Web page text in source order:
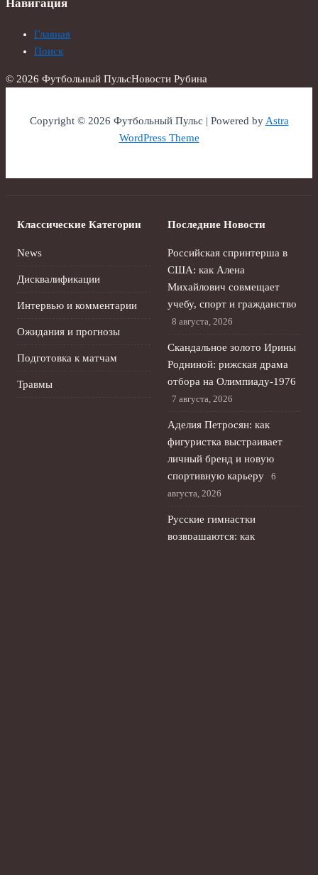
Навигация
Главная
Поиск
© 2026 Футбольный ПульсНовости Рубина
Copyright © 2026 Футбольный Пульс | Powered byAstra
WordPress Theme
Классические Категории
News
Дисквалификации
Интервью и комментарии
Ожидания и прогнозы
Подготовка к матчам
Травмы
Последние Новости
Российская спринтерша в
США: как Алена
Михайлович совмещает
учебу, спорт и гражданство
8 августа, 2026
Скандальное золото Ирины
Родниной: рижская драма
отбора на Олимпиаду‑1976
7 августа, 2026
Аделия Петросян: как
фигуристка выстраивает
личный бренд и новую
спортивную карьеру
6
августа, 2026
Русские гимнастки
возвращаются: как